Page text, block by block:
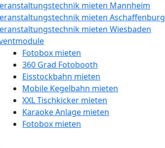
mieten Mannheim
mieten Aschaffenburg
mieten Wiesbaden
Fotobox mieten
360 Grad Fotobooth
Eisstockbahn mieten
Mobile Kegelbahn mieten
XXL Tischkicker mieten
Karaoke Anlage mieten
Fotobox mieten